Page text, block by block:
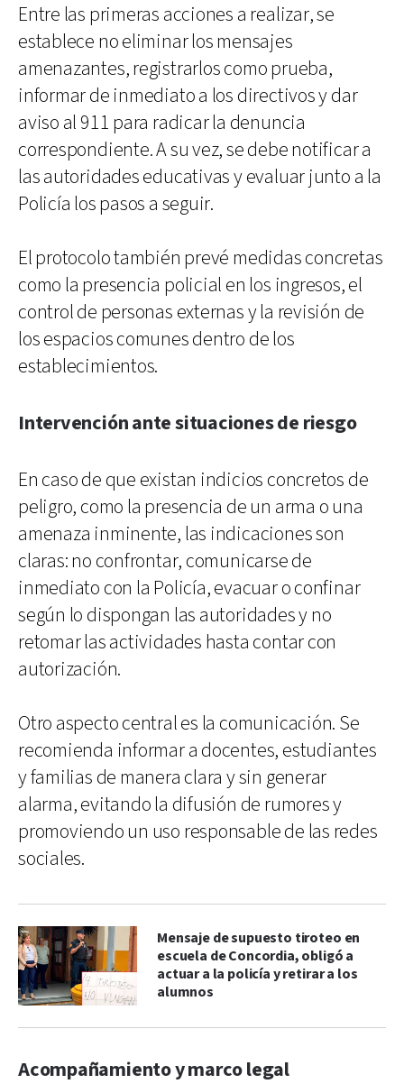
Entre las primeras acciones a realizar, se
establece no eliminar los mensajes
amenazantes, registrarlos como prueba,
informar de inmediato a los directivos y dar
aviso al 911 para radicar la denuncia
correspondiente. A su vez, se debe notificar a
las autoridades educativas y evaluar junto a la
Policía los pasos a seguir.
El protocolo también prevé medidas concretas
como la presencia policial en los ingresos, el
control de personas externas y la revisión de
los espacios comunes dentro de los
establecimientos.
Intervención ante situaciones de riesgo
En caso de que existan indicios concretos de
peligro, como la presencia de un arma o una
amenaza inminente, las indicaciones son
claras: no confrontar, comunicarse de
inmediato con la Policía, evacuar o confinar
según lo dispongan las autoridades y no
retomar las actividades hasta contar con
autorización.
Otro aspecto central es la comunicación. Se
recomienda informar a docentes, estudiantes
y familias de manera clara y sin generar
alarma, evitando la difusión de rumores y
promoviendo un uso responsable de las redes
sociales.
Mensaje de supuesto tiroteo en
escuela de Concordia, obligó a
actuar a la policía y retirar a los
alumnos
Acompañamiento y marco legal